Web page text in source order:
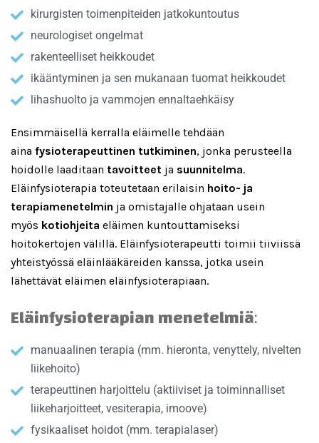
kirurgisten toimenpiteiden jatkokuntoutus
neurologiset ongelmat
rakenteelliset heikkoudet
ikääntyminen ja sen mukanaan tuomat heikkoudet
lihashuolto ja vammojen ennaltaehkäisy
Ensimmäisellä kerralla eläimelle tehdään
aina fysioterapeuttinen tutkiminen, jonka perusteella
hoidolle laaditaan tavoitteet ja suunnitelma.
Eläinfysioterapia toteutetaan erilaisin hoito- ja
terapiamenetelmin ja omistajalle ohjataan usein
myös kotiohjeita eläimen kuntouttamiseksi
hoitokertojen välillä. Eläinfysioterapeutti toimii tiiviissä
yhteistyössä eläinlääkäreiden kanssa, jotka usein
lähettävät eläimen eläinfysioterapiaan.
Eläinfysioterapian menetelmiä:
manuaalinen terapia (mm. hieronta, venyttely, nivelten
liikehoito)
terapeuttinen harjoittelu (aktiiviset ja toiminnalliset
liikeharjoitteet, vesiterapia, imoove)
fysikaaliset hoidot (mm. terapialaser)